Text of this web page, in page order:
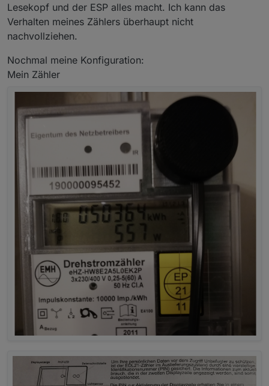
Lesekopf und der ESP alles macht. Ich kann das
Verhalten meines Zählers überhaupt nicht
nachvollziehen.
Nochmal meine Konfiguration:
Mein Zähler